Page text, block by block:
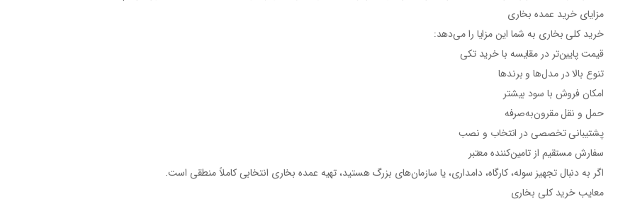
مزایای خرید عمده بخاری
خرید کلی بخاری به شما این مزایا را می‌دهد:
قیمت پایین‌تر در مقایسه با خرید تکی
تنوع بالادر مدل‌ها و برندها
امکانفروش با سود بیشتر
حمل و نقل مقرون‌به‌صرفه
پشتیبانی تخصصیدر انتخاب و نصب
سفارش مستقیم از تامین‌کننده معتبر
اگر به دنبال تجهیز سوله، کارگاه، دامداری، یا سازمان‌های بزرگ هستید، تهیه عمده بخاری انتخابی کاملاً منطقی است.
معایب خرید کلی بخاری